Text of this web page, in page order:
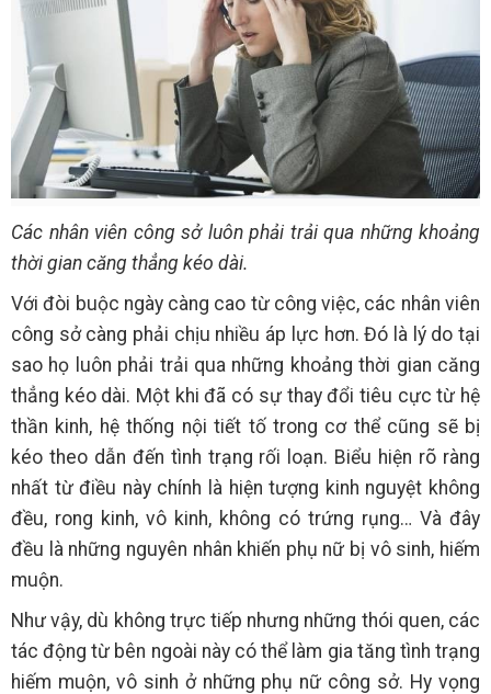
Các nhân viên công sở luôn phải trải qua những khoảng
thời gian căng thẳng kéo dài.
Với đòi buộc ngày càng cao từ công việc, các nhân viên
công sở càng phải chịu nhiều áp lực hơn. Đó là lý do tại
sao họ luôn phải trải qua những khoảng thời gian căng
thẳng kéo dài. Một khi đã có sự thay đổi tiêu cực từ hệ
thần kinh, hệ thống nội tiết tố trong cơ thể cũng sẽ bị
kéo theo dẫn đến tình trạng rối loạn. Biểu hiện rõ ràng
nhất từ điều này chính là hiện tượng kinh nguyệt không
đều, rong kinh, vô kinh, không có trứng rụng… Và đây
đều là những nguyên nhân khiến phụ nữ bị vô sinh, hiếm
muộn.
Như vậy, dù không trực tiếp nhưng những thói quen, các
tác động từ bên ngoài này có thể làm gia tăng tình trạng
hiếm muộn, vô sinh ở những phụ nữ công sở. Hy vọng